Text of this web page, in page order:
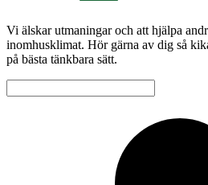
Vi älskar utmaningar och att hjälpa
inomhusklimat. Hör gärna av dig så
på bästa tänkbara sätt.